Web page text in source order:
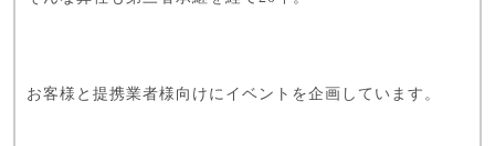
お客様と提携業者様向けにイベントを企画しています。